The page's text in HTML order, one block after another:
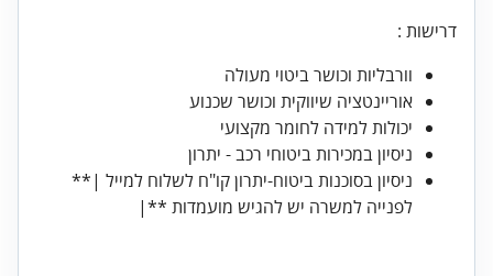
דרישות :
וורבליות וכושר ביטוי מעולה
אוריינטציה שיווקית וכושר שכנוע
יכולות למידה לחומר מקצועי
ניסיון במכירות ביטוחי רכב - יתרון
ניסיון בסוכנות ביטוח-יתרון קו"ח לשלוח למייל |**
לפנייה למשרה יש להגיש מועמדות **|